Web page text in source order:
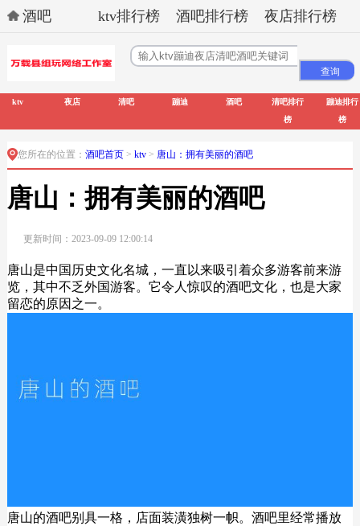
酒吧 ktv排行榜 酒吧排行榜 夜店排行榜
ktv 夜店 清吧 蹦迪 酒吧
清吧排行
榜
蹦迪排行
榜
您所在的位置： 酒吧首页> ktv > 唐山：拥有美丽的酒吧
唐山：拥有美丽的酒吧
更新时间：2023-09-09 12:00:14
唐山是中国历史文化名城，一直以来吸引着众多游客前来游
览，其中不乏外国游客。它令人惊叹的酒吧文化，也是大家
留恋的原因之一。
唐山的酒吧别具一格，店面装潢独树一帜。酒吧里经常播放